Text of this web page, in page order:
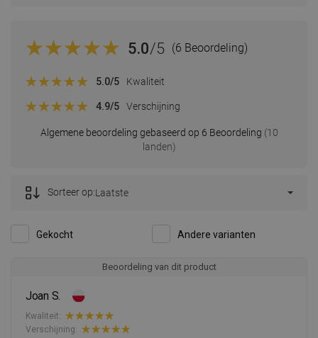
5.0/5 (6 Beoordeling)
Algemene beoordeling gebaseerd op 6 Beoordeling (10
landen)
5.0/5 Kwaliteit
4.9/5 Verschijning
Gekocht Andere varianten
Sorteer op:Laatste
Beoordeling van dit product
Joan S.
Kwaliteit:
Verschijning: